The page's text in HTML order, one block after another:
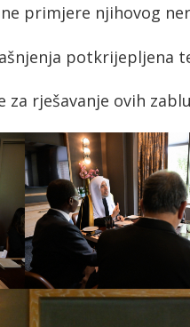
primjere njihovog
potkrijepljena
rješavanje ovih